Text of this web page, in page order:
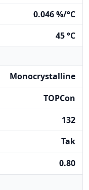
0.046 %/°C
45 °C
Monocrystalline
TOPCon
132
Tak
0.80